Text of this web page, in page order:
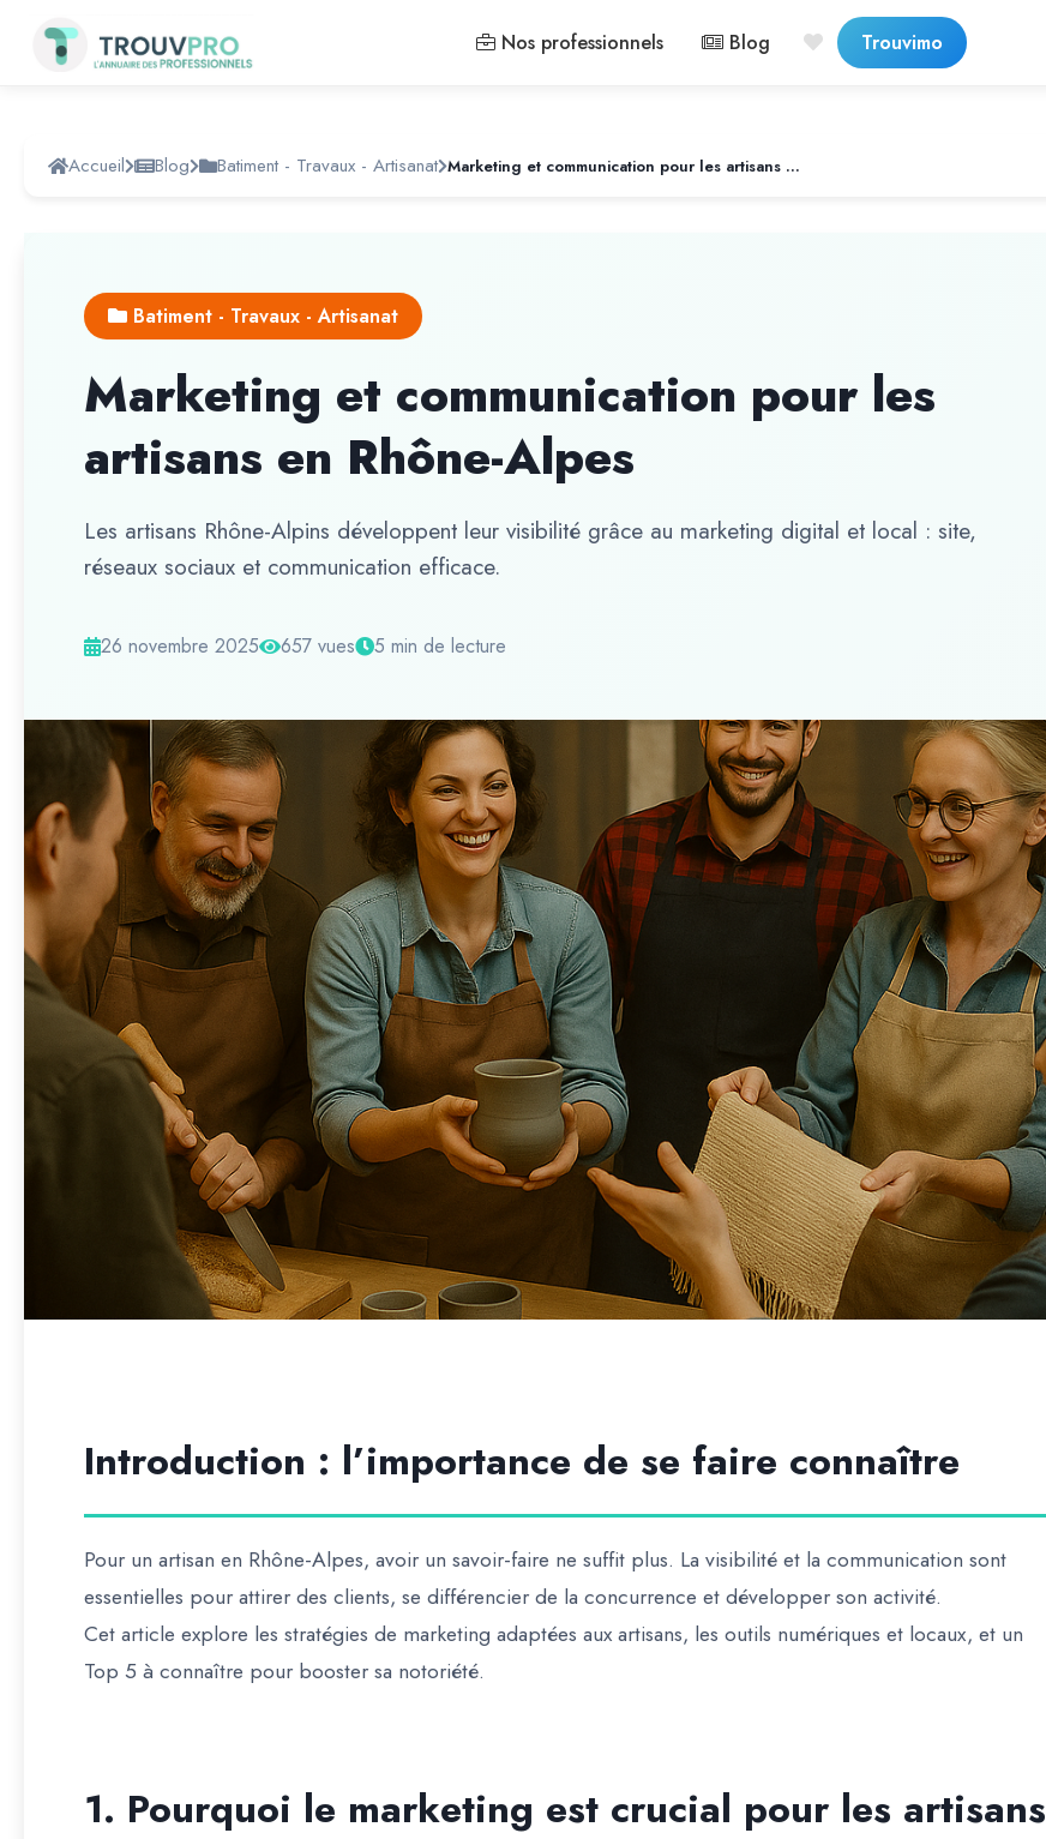
Nos professionnels Blog Trouvimo
Accueil Blog Batiment - Travaux - Artisanat Marketing et communication pour les artisans en Rhône-Alpes
Batiment - Travaux - Artisanat
Marketing et communication pour les
artisans en Rhône-Alpes
Les artisans Rhône-Alpins développent leur visibilité grâce au marketing digital et local : site,
réseaux sociaux et communication efficace.
26 novembre 2025 657 vues 5 min de lecture
Introduction : l’importance de se faire connaître
Pour un artisan en Rhône-Alpes, avoir un savoir-faire ne suffit plus. La visibilité et la communication sont
essentielles pour attirer des clients, se différencier de la concurrence et développer son activité.
Cet article explore les stratégies de marketing adaptées aux artisans, les outils numériques et locaux, et un
Top 5 à connaître pour booster sa notoriété.
1. Pourquoi le marketing est crucial pour les artisans